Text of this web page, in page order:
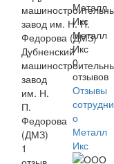
Дубненский
завод
им. Н.
П.
Федорова
(ДМЗ)
1
Металл
Икс
0
отзывов
Отзывы
о
Металл
Икс